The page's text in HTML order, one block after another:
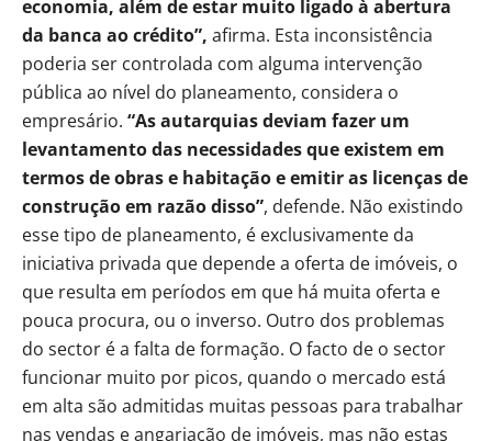
economia, além de estar muito ligado à abertura
da banca ao crédito”, afirma. Esta inconsistência
poderia ser controlada com alguma intervenção
pública ao nível do planeamento, considera o
empresário. “As autarquias deviam fazer um
levantamento das necessidades que existem em
termos de obras e habitação e emitir as licenças de
construção em razão disso”, defende. Não existindo
esse tipo de planeamento, é exclusivamente da
iniciativa privada que depende a oferta de imóveis, o
que resulta em períodos em que há muita oferta e
pouca procura, ou o inverso. Outro dos problemas
do sector é a falta de formação. O facto de o sector
funcionar muito por picos, quando o mercado está
em alta são admitidas muitas pessoas para trabalhar
nas vendas e angariação de imóveis, mas não estas